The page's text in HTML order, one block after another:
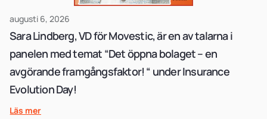
Sara Lindberg, VD för Movestic, är en av talarna i
panelen med temat “Det öppna bolaget – en
avgörande framgångsfaktor! “ under Insurance
Evolution Day!
augusti 6, 2026
Läs mer